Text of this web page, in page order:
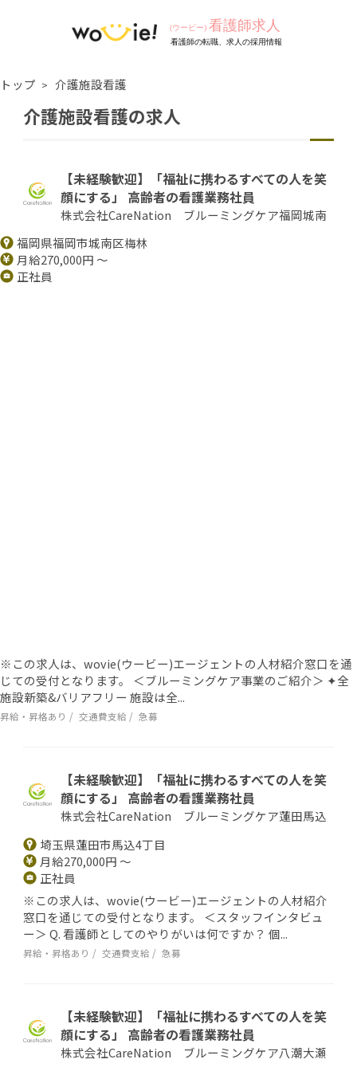
トップ 介護施設看護
介護施設看護の求人
【未経験歓迎】「福祉に携わるすべての人を笑
顔にする」 高齢者の看護業務社員
株式会社CareNation ブルーミングケア福岡城南
福岡県福岡市城南区梅林
月給270,000円 ～
正社員
※この求人は、wovie(ウービー)エージェントの人材紹介窓口を通
じての受付となります。 ＜ブルーミングケア事業のご紹介＞ ✦全
施設新築&バリアフリー 施設は全...
昇給・昇格あり 交通費支給 急募
【未経験歓迎】「福祉に携わるすべての人を笑
顔にする」 高齢者の看護業務社員
株式会社CareNation ブルーミングケア蓮田馬込
埼玉県蓮田市馬込4丁目
月給270,000円 ～
正社員
※この求人は、wovie(ウービー)エージェントの人材紹介
窓口を通じての受付となります。 ＜スタッフインタビュ
ー＞ Q. 看護師としてのやりがいは何ですか？ 個...
昇給・昇格あり 交通費支給 急募
【未経験歓迎】「福祉に携わるすべての人を笑
顔にする」 高齢者の看護業務社員
株式会社CareNation ブルーミングケア八潮大瀬